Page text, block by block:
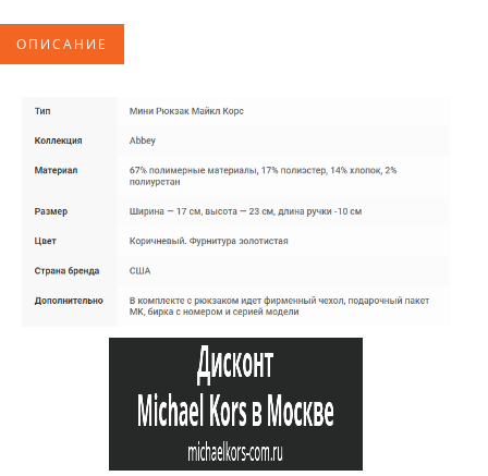
ОПИСАНИЕ